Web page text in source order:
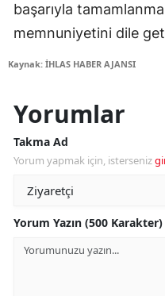
başarıyla
memnuniyetini dile
Kaynak: İHLAS HABER AJANSI
Yorumlar
Takma Ad
Yorum yapmak için, isterseniz
Yorum Yazın (500 Karakter)